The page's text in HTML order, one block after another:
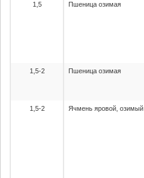
1,5 Пшеница озимая
1,5-2 Пшеница озимая
1,5-2 Ячмень яровой, озимый